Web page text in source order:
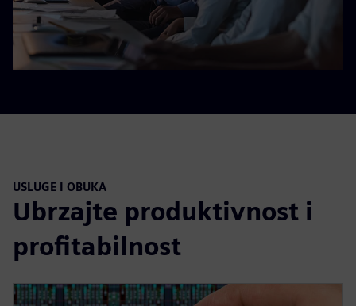
USLUGE I OBUKA
Ubrzajte produktivnost i
profitabilnost